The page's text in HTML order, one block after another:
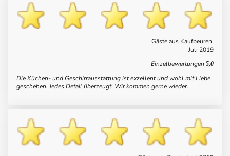
Gäste aus Kaufbeuren,
Juli 2019
Einzelbewertungen 5,0
Die Küchen- und Geschirrausstattung ist exzellent und wohl mit Liebe
geschehen. Jedes Detail überzeugt. Wir kommen gerne wieder.